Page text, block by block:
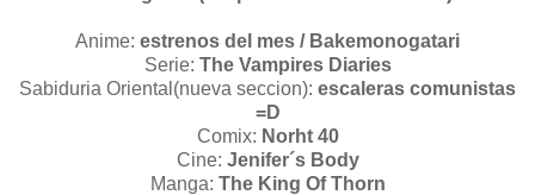
Anime: estrenos del mes / Bakemonogatari
Serie: The Vampires Diaries
Sabiduria Oriental(nueva seccion): escaleras comunistas
=D
Comix: Norht 40
Cine: Jenifer´s Body
Manga: The King Of Thorn